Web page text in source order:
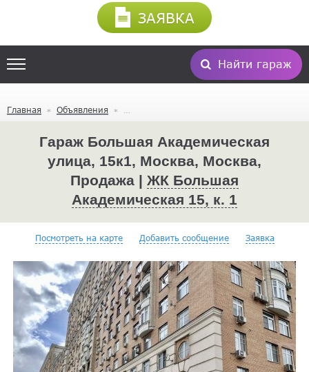
Найти гараж
ЗАЯВКА
Главная Объявления
Гараж Большая Академическая
улица, 15к1, Москва, Москва,
Продажа | ЖК Большая
Академическая 15, к. 1
Посмотреть на карте Добавить сообщение Заявка